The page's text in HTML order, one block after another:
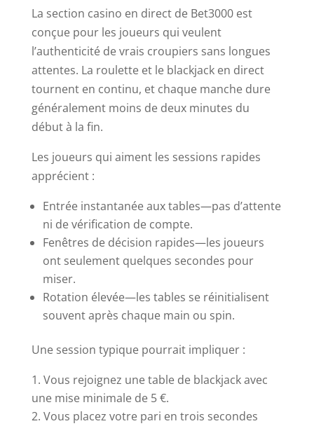
La section casino en direct de Bet3000 est
conçue pour les joueurs qui veulent
l’authenticité de vrais croupiers sans longues
attentes. La roulette et le blackjack en direct
tournent en continu, et chaque manche dure
généralement moins de deux minutes du
début à la fin.
Les joueurs qui aiment les sessions rapides
apprécient :
Entrée instantanée aux tables—pas d’attente
ni de vérification de compte.
Fenêtres de décision rapides—les joueurs
ont seulement quelques secondes pour
miser.
Rotation élevée—les tables se réinitialisent
souvent après chaque main ou spin.
Une session typique pourrait impliquer :
Vous rejoignez une table de blackjack avec
une mise minimale de 5 €.
Vous placez votre pari en trois secondes